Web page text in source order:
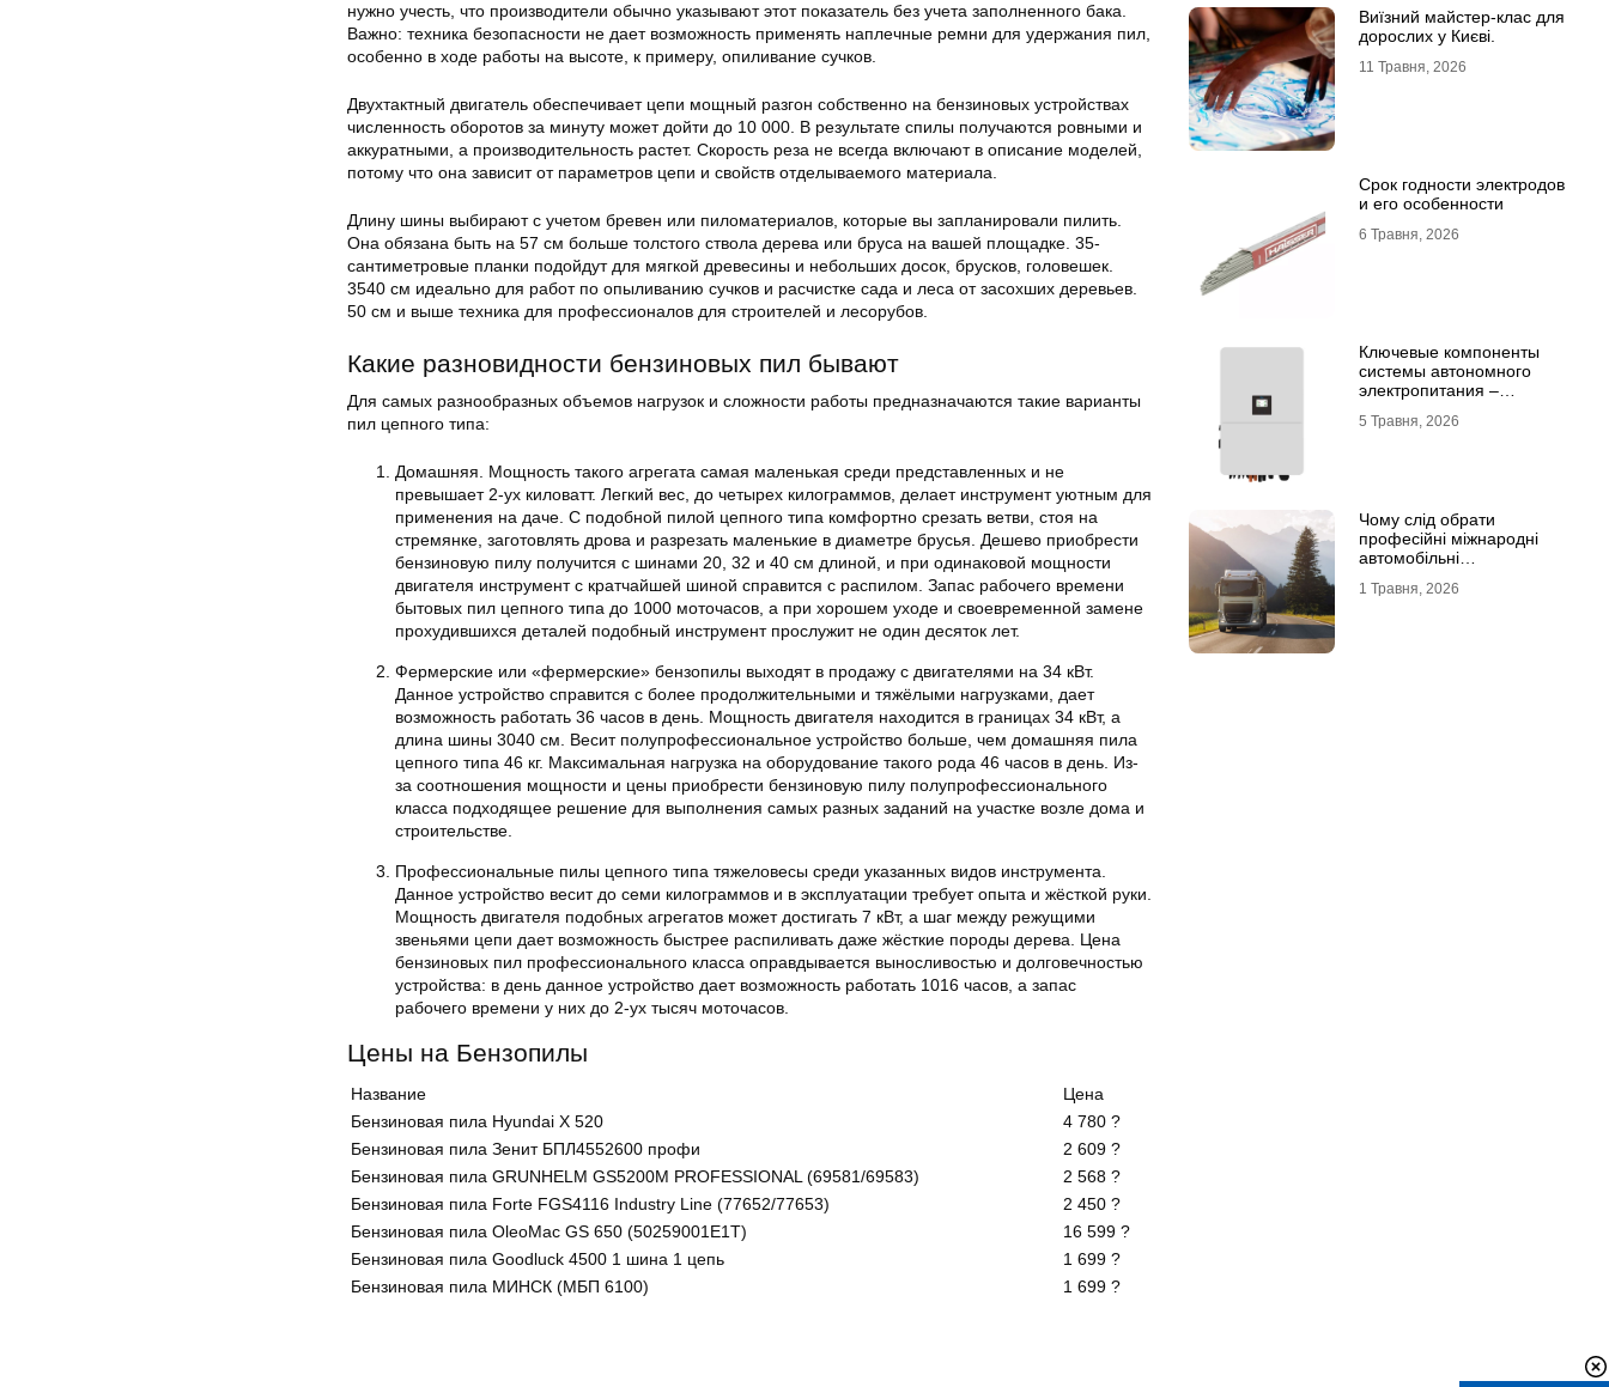
нужно учесть, что производители обычно указывают этот показатель без учета заполненного бака.
Важно: техника безопасности не дает возможность применять наплечные ремни для удержания пил,
особенно в ходе работы на высоте, к примеру, опиливание сучков.
Двухтактный двигатель обеспечивает цепи мощный разгон собственно на бензиновых устройствах
численность оборотов за минуту может дойти до 10 000. В результате спилы получаются ровными и
аккуратными, а производительность растет. Скорость реза не всегда включают в описание моделей,
потому что она зависит от параметров цепи и свойств отделываемого материала.
Длину шины выбирают с учетом бревен или пиломатериалов, которые вы запланировали пилить.
Она обязана быть на 57 см больше толстого ствола дерева или бруса на вашей площадке. 35-
сантиметровые планки подойдут для мягкой древесины и небольших досок, брусков, головешек.
3540 см идеально для работ по опыливанию сучков и расчистке сада и леса от засохших деревьев.
50 см и выше техника для профессионалов для строителей и лесорубов.
Какие разновидности бензиновых пил бывают
Для самых разнообразных объемов нагрузок и сложности работы предназначаются такие варианты
пил цепного типа:
Домашняя. Мощность такого агрегата самая маленькая среди представленных и не
превышает 2-ух киловатт. Легкий вес, до четырех килограммов, делает инструмент уютным для
применения на даче. С подобной пилой цепного типа комфортно срезать ветви, стоя на
стремянке, заготовлять дрова и разрезать маленькие в диаметре брусья. Дешево приобрести
бензиновую пилу получится с шинами 20, 32 и 40 см длиной, и при одинаковой мощности
двигателя инструмент с кратчайшей шиной справится с распилом. Запас рабочего времени
бытовых пил цепного типа до 1000 моточасов, а при хорошем уходе и своевременной замене
прохудившихся деталей подобный инструмент прослужит не один десяток лет.
Фермерские или «фермерские» бензопилы выходят в продажу с двигателями на 34 кВт.
Данное устройство справится с более продолжительными и тяжёлыми нагрузками, дает
возможность работать 36 часов в день. Мощность двигателя находится в границах 34 кВт, а
длина шины 3040 см. Весит полупрофессиональное устройство больше, чем домашняя пила
цепного типа 46 кг. Максимальная нагрузка на оборудование такого рода 46 часов в день. Из-
за соотношения мощности и цены приобрести бензиновую пилу полупрофессионального
класса подходящее решение для выполнения самых разных заданий на участке возле дома и
строительстве.
Профессиональные пилы цепного типа тяжеловесы среди указанных видов инструмента.
Данное устройство весит до семи килограммов и в эксплуатации требует опыта и жёсткой руки.
Мощность двигателя подобных агрегатов может достигать 7 кВт, а шаг между режущими
звеньями цепи дает возможность быстрее распиливать даже жёсткие породы дерева. Цена
бензиновых пил профессионального класса оправдывается выносливостью и долговечностью
устройства: в день данное устройство дает возможность работать 1016 часов, а запас
рабочего времени у них до 2-ух тысяч моточасов.
Цены на Бензопилы
Название
Цена
Бензиновая пила Hyundai X 520
4 780 ?
Бензиновая пила Зенит БПЛ4552600 профи
2 609 ?
Бензиновая пила GRUNHELM GS5200М PROFESSIONAL (69581/69583)
2 568 ?
Бензиновая пила Forte FGS4116 Industry Line (77652/77653)
2 450 ?
Бензиновая пила OleoMac GS 650 (50259001E1T)
16 599 ?
Бензиновая пила Goodluck 4500 1 шина 1 цепь
1 699 ?
Бензиновая пила МИНСК (МБП 6100)
1 699 ?
Виїзний майстер-клас для
дорослих у Києві.
11 Травня, 2026
Срок годности электродов
и его особенности
6 Травня, 2026
Ключевые компоненты
системы автономного
электропитания –
DEYE
5 Травня, 2026
Чому слід обрати
професійні міжнародні
автомобільні
1 Травня, 2026